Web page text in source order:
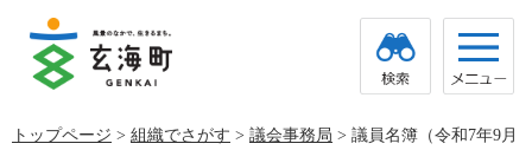
で
ばトップページ > 組織でさがす > 議会事務局 > 議員名簿（令和7年9月